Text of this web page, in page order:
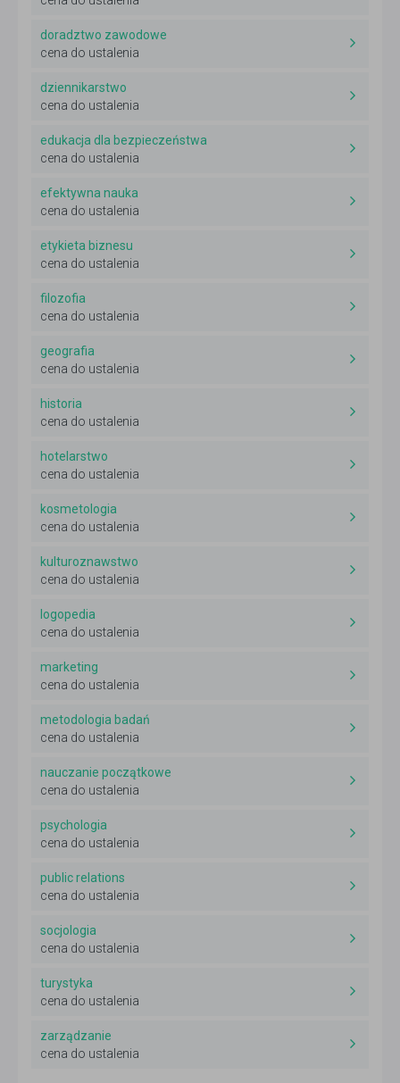
doradztwo zawodowe
cena do ustalenia
dziennikarstwo
cena do ustalenia
edukacja dla bezpieczeństwa
cena do ustalenia
efektywna nauka
cena do ustalenia
etykieta biznesu
cena do ustalenia
filozofia
cena do ustalenia
geografia
cena do ustalenia
historia
cena do ustalenia
hotelarstwo
cena do ustalenia
kosmetologia
cena do ustalenia
kulturoznawstwo
cena do ustalenia
logopedia
cena do ustalenia
marketing
cena do ustalenia
metodologia badań
cena do ustalenia
nauczanie początkowe
cena do ustalenia
psychologia
cena do ustalenia
public relations
cena do ustalenia
socjologia
cena do ustalenia
turystyka
cena do ustalenia
zarządzanie
cena do ustalenia